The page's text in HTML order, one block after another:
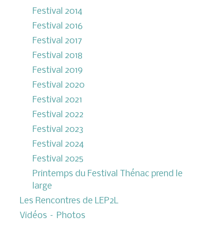
Festival 2014
Festival 2016
Festival 2017
Festival 2018
Festival 2019
Festival 2020
Festival 2021
Festival 2022
Festival 2023
Festival 2024
Festival 2025
Printemps du Festival Thénac prend le
large
Les Rencontres de LEP2L
Vidéos – Photos